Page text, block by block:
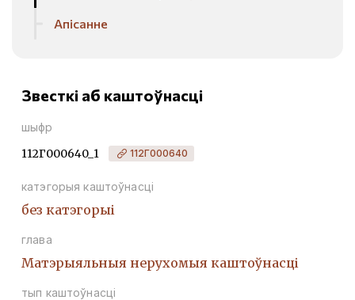
Апісанне
Звесткі аб каштоўнасці
шыфр
112Г000640_1 112Г000640
катэгорыя каштоўнасці
без катэгорыі
глава
Матэрыяльныя нерухомыя каштоўнасці
тып каштоўнасці